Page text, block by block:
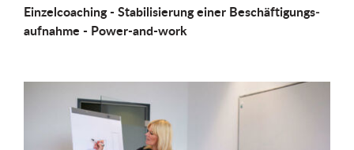
Einzel­coaching - Stabili­sierung einer Be­schäftigungs­
aufnahme - Power-and-work